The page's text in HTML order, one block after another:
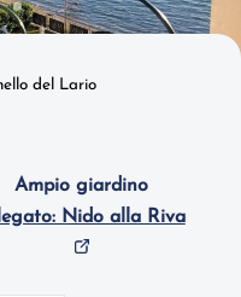
del Lario
Ampio giardino
Nido alla Riva